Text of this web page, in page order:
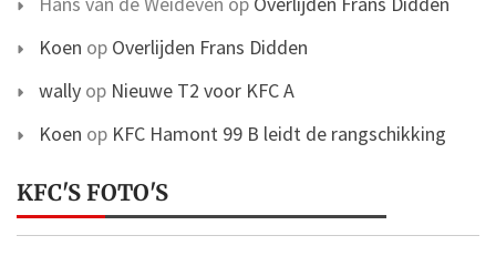
Koen op Overlijden Frans Didden
wally op Nieuwe T2 voor KFC A
Koen op KFC Hamont 99 B leidt de rangschikking
KFC'S FOTO'S